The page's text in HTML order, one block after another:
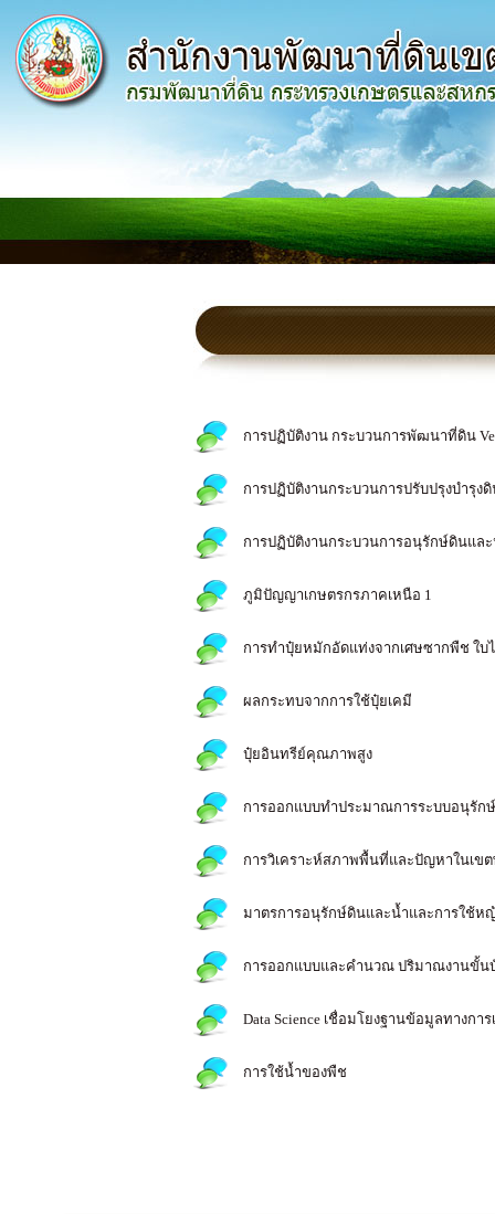
การปฏิบัติงาน กระบวนการพัฒนาที่ดิน
การปฏิบัติงานกระบวนการปรับปรุงบำรุง
การปฏิบัติงานกระบวนการอนุรักษ์ดินแล
ภูมิปัญญาเกษตรกรภาคเหนือ 1
การทำปุ๋ยหมักอัดแท่งจากเศษซากพืช ใบ
ผลกระทบจากการใช้ปุ๋ยเคมี
ปุ๋ยอินทรีย์คุณภาพสูง
การออกแบบทำประมาณการระบบอนุรัก
การวิเคราะห์สภาพพื้นที่และปัญหาในเข
มาตรการอนุรักษ์ดินและน้ำและการใช้ห
การออกแบบและคำนวณ ปริมาณงานขั้น
Data Science เชื่อมโยงฐานข้อมูลทางก
การใช้น้ำของพืช